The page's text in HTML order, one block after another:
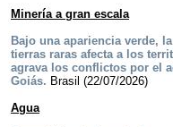
Minería a gran escala
Bajo una apariencia verde,
tierras raras afecta a los
agrava los conflictos por el
Goiás. Brasil (22/07/2026)
Agua